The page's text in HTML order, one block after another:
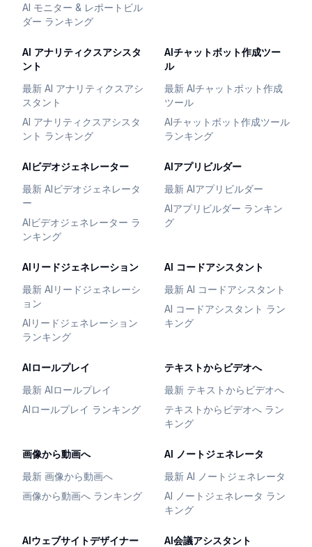
AI モニター & レポートビル
ダー ランキング
AI アナリティクスアシスタ
ント
最新 AI アナリティクスアシ
スタント
AI アナリティクスアシスタ
ント ランキング
AIチャットボット作成ツー
ル
最新 AIチャットボット作成
ツール
AIチャットボット作成ツール
ランキング
AIビデオジェネレーター
最新 AIビデオジェネレータ
ー
AIビデオジェネレーター ラ
ンキング
AIアプリビルダー
最新 AIアプリビルダー
AIアプリビルダー ランキン
グ
AIリードジェネレーション
最新 AIリードジェネレーシ
ョン
AIリードジェネレーション
ランキング
AI コードアシスタント
最新 AI コードアシスタント
AI コードアシスタント ラン
キング
AIロールプレイ
最新 AIロールプレイ
AIロールプレイ ランキング
テキストからビデオへ
最新 テキストからビデオへ
テキストからビデオへ ラン
キング
画像から動画へ
最新 画像から動画へ
画像から動画へ ランキング
AI ノートジェネレータ
最新 AI ノートジェネレータ
AI ノートジェネレータ ラン
キング
AIウェブサイトデザイナー
AI会議アシスタント